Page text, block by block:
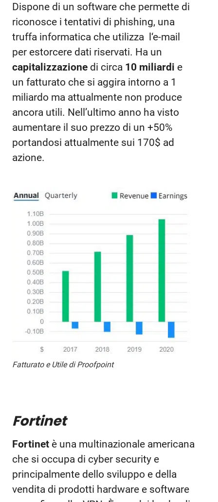
Dispone di un software che permette di
riconosce i tentativi di phishing, una
truffa informatica che utilizza l‘e-mail
per estorcere dati riservati. Ha un
capitalizzazione di circa 10 miliardi e
un fatturato che si aggira intorno a 1
miliardo ma attualmente non produce
ancora utili. Nell’ultimo anno ha visto
aumentare il suo prezzo di un +50%
portandosi attualmente sui 170$ ad
azione.
Fatturato e Utile di Proofpoint
Fortinet
Fortinet è una multinazionale americana
che si occupa di cyber security e
principalmente dello sviluppo e della
vendita di prodotti hardware e software